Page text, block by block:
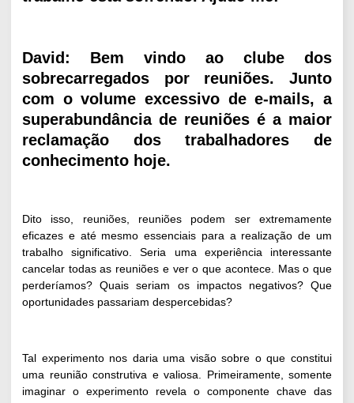
David: Bem vindo ao clube dos
sobrecarregados por reuniões. Junto
com o volume excessivo de e-mails, a
superabundância de reuniões é a maior
reclamação dos trabalhadores de
conhecimento hoje.
Dito isso, reuniões, reuniões podem ser extremamente
eficazes e até mesmo essenciais para a realização de um
trabalho significativo. Seria uma experiência interessante
cancelar todas as reuniões e ver o que acontece. Mas o que
perderíamos? Quais seriam os impactos negativos? Que
oportunidades passariam despercebidas?
Tal experimento nos daria uma visão sobre o que constitui
uma reunião construtiva e valiosa. Primeiramente, somente
imaginar o experimento revela o componente chave das